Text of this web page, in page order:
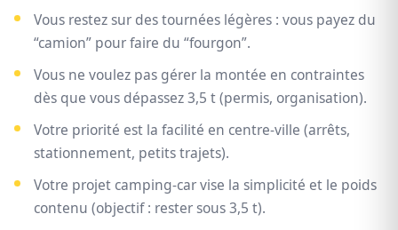
Vous restez sur des tournées légères : vous payez du
“camion” pour faire du “fourgon”.
Vous ne voulez pas gérer la montée en contraintes
dès que vous dépassez 3,5 t (permis, organisation).
Votre priorité est la facilité en centre-ville (arrêts,
stationnement, petits trajets).
Votre projet camping-car vise la simplicité et le poids
contenu (objectif : rester sous 3,5 t).